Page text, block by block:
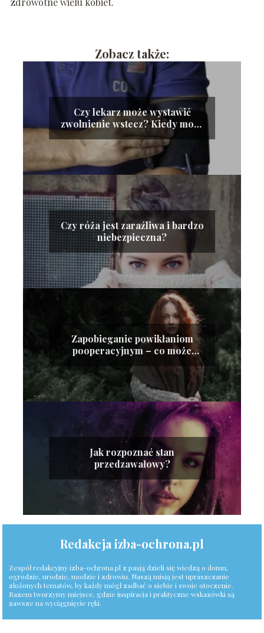
Zobacz także:
Czy lekarz może wystawić
zwolnienie wstecz? Kiedy może
tego dokonać?
Czy róża jest zaraźliwa i bardzo
niebezpieczna?
Zapobieganie powikłaniom
pooperacyjnym – co może
Jak rozpoznać stan
przedzawałowy?
Redakcja izba-ochrona.pl
Zespół redakcyjny izba-ochrona.pl z pasją dzieli się wiedzą o domu,
ogrodzie, urodzie, modzie i zdrowiu. Naszą misją jest upraszczanie
złożonych tematów, by każdy mógł zadbać o siebie i swoje otoczenie.
Razem tworzymy miejsce, gdzie inspiracja i praktyczne wskazówki są
zawsze na wyciągnięcie ręki.